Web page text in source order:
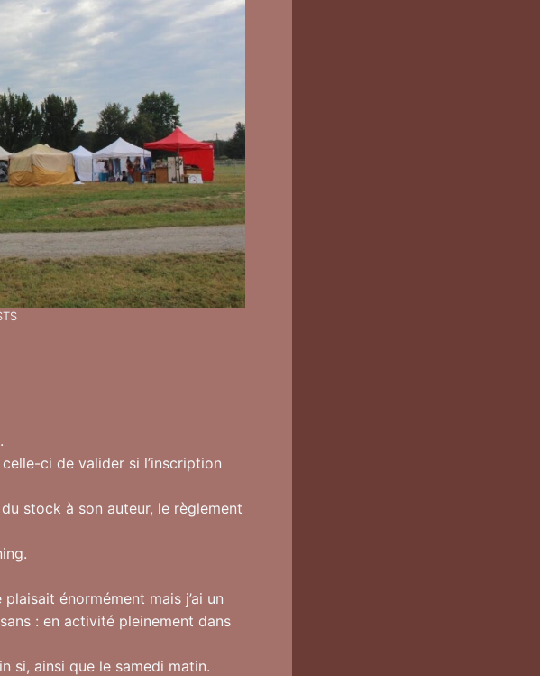
celle-ci de valider si l’inscription
stock à son auteur, le règlement
énormément mais j’ai un
: en activité pleinement dans
si, ainsi que le samedi matin.